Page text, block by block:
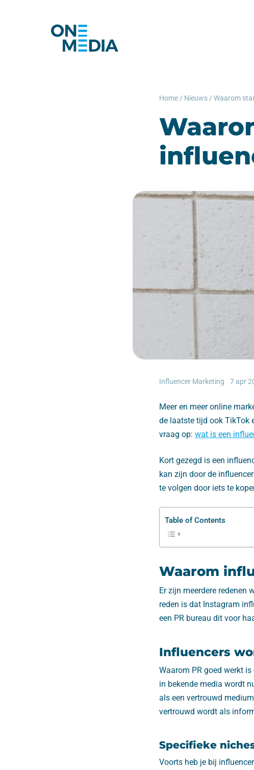
Home / Nieuws /
Influencer Marketing 7 apr
Meer en meer online
de laatste tijd ook TikTok
vraag op: wat is een
Kort gezegd is een
kan zijn door de
te volgen door iets te
Table of Contents
Waarom
Er zijn meerdere redenen
reden is dat Instagram
een PR bureau dit voor
Influencers
Waarom PR goed werkt
in bekende media wordt
als een vertrouwd
vertrouwd wordt als
Specifieke
Voorts heb je bij